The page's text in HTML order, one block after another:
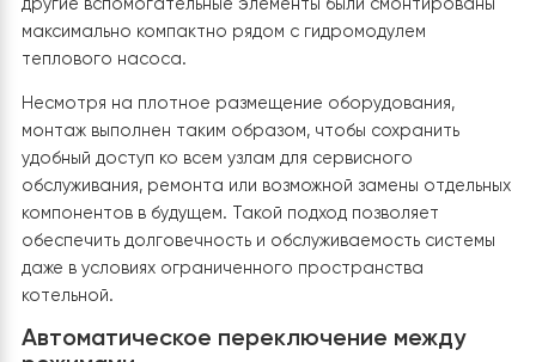
интегрировать тепловой насос в существующую
гидравлическую схему без её полной реконструкции.
существующие магистрали, установлена запорная
арматура, сервисные краны и все необходимые
элементы для дальнейшего технического
Такой подход позволил сохранить возможность
каждого источника тепла как отдельно, так и в
общей системы.